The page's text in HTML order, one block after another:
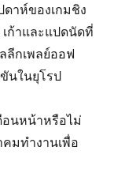
ดาห์ของเกมชิง
ก้าและแปดนัดที่
ลีกเพลย์ออฟ
นในยุโรป
อนหน้าหรือไม่
มทำงานเพื่อ